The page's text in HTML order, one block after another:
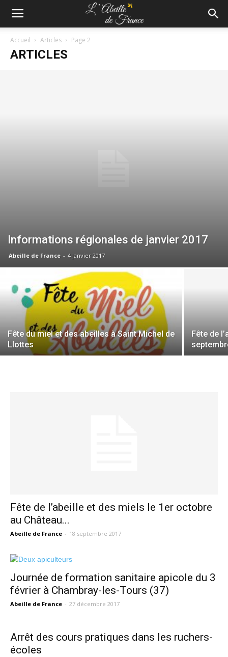
Accueil Articles Page 2
ARTICLES
Informations régionales de janvier 2017
Abeille de France - 4 janvier 2017
Fête du miel et des abeilles à Saint Michel de
Llottes
Fête de
Fête de l’abeille et des miels le 1er octobre
au Château...
Abeille de France - 18 septembre 2017
Journée de formation sanitaire apicole du 3
février à Chambray-les-Tours (37)
Abeille de France - 27 décembre 2017
Arrêt des cours pratiques dans les ruchers-
écoles